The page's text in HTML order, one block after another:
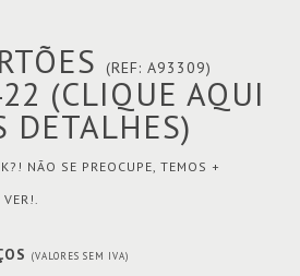
(REF: A93309)
(CLIQUE AQUI
DETALHES)
NÃO SE PREOCUPE, TEMOS +
VER!.
(VALORES SEM IVA)